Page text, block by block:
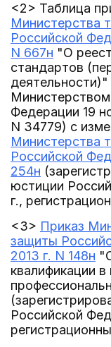
<2> Таблица
Министерства
Российской
N 667н "О
стандартов
деятельности)"
Федерации 19
N 34779) с
Министерства
Российской
254н
юстиции
г.,
<3> Приказ
защиты
2013 г. N 148н
квалификации
Российской